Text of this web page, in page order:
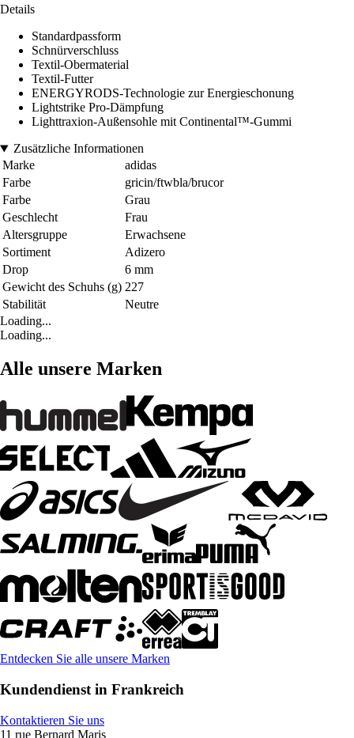
Details
Standardpassform
Schnürverschluss
Textil-Obermaterial
Textil-Futter
ENERGYRODS-Technologie zur Energieschonung
Lightstrike Pro-Dämpfung
Lighttraxion-Außensohle mit Continental™-Gummi
Zusätzliche Informationen
Marke
adidas
Farbe
gricin/ftwbla/brucor
Farbe
Grau
Geschlecht
Frau
Altersgruppe
Erwachsene
Sortiment
Adizero
Drop
6 mm
Gewicht des Schuhs (g) 227
Stabilität
Neutre
Loading...
Loading...
Alle unsere Marken
Entdecken Sie alle unsere Marken
Kundendienst in Frankreich
Kontaktieren Sie uns
11 rue Bernard Maris